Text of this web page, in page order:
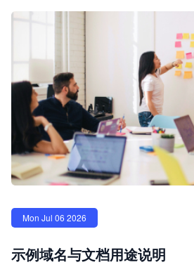
Mon Jul 06 2026
示例域名与文档用途说明